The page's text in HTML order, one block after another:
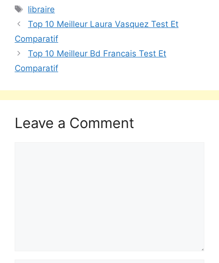
libraire
Top 10 Meilleur Laura Vasquez Test Et
Comparatif
Top 10 Meilleur Bd Francais Test Et
Comparatif
Leave a Comment